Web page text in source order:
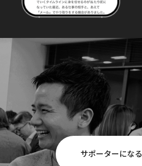
サポーターになる